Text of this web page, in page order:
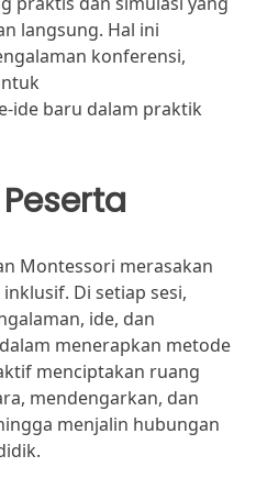
langsung. Hal ini
konferensi,
ide baru dalam praktik
Montessori merasakan
Di setiap sesi,
ide, dan
menerapkan metode
menciptakan ruang
mendengarkan, dan
menjalin hubungan